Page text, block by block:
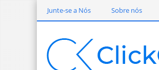
Junte-se a Nós Sobre nós